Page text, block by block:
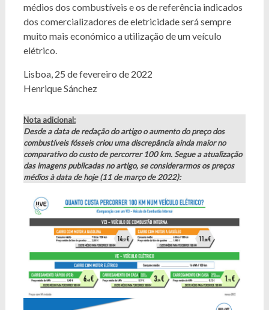
médios dos combustíveis e os de referência indicados
dos comercializadores de eletricidade será sempre
muito mais económico a utilização de um veículo
elétrico.
Lisboa, 25 de fevereiro de 2022
Henrique Sánchez
Nota adicional:
Desde a data de redação do artigo o aumento do preço dos
combustíveis fósseis criou uma discrepância ainda maior no
comparativo do custo de percorrer 100 km. Segue a atualização
das imagens publicadas no artigo, se considerarmos os preços
médios à data de hoje (11 de março de 2022):